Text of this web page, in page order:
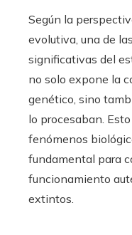
Según la
evolutiva, una de
significativas del
no solo expone la
genético, sino
lo procesaban.
fenómenos
fundamental para
funcionamiento
extintos.